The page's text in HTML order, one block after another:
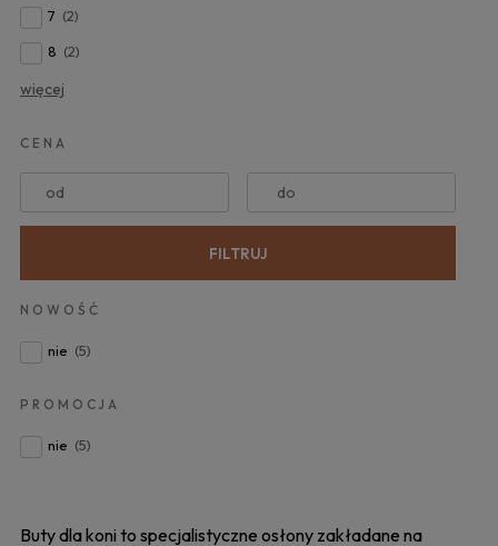
7 (2)
8 (2)
więcej
CENA
od do
FILTRUJ
NOWOŚĆ
nie (5)
PROMOCJA
nie (5)
Buty dla koni to specjalistyczne osłony zakładane na